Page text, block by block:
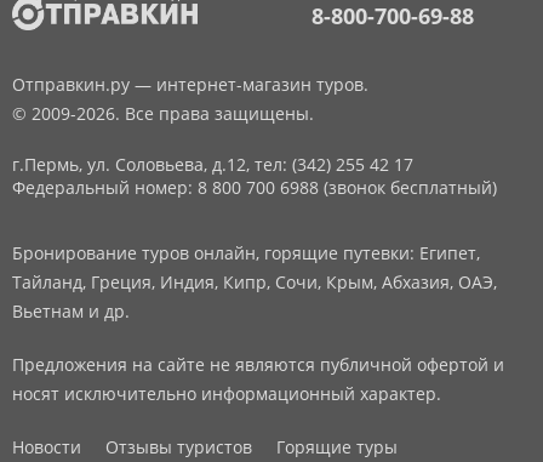
8-800-700-69-88
Отправкин.ру — интернет-магазин туров.
© 2009-2026. Все права защищены.
г.Пермь, ул. Соловьева, д.12, тел: (342) 255 42 17
Федеральный номер: 8 800 700 6988 (звонок бесплатный)
Бронирование туров онлайн, горящие путевки: Египет,
Тайланд, Греция, Индия, Кипр, Сочи, Крым, Абхазия, ОАЭ,
Вьетнам и др.
Предложения на сайте не являются публичной офертой и
носят исключительно информационный характер.
Новости Отзывы туристов Горящие туры